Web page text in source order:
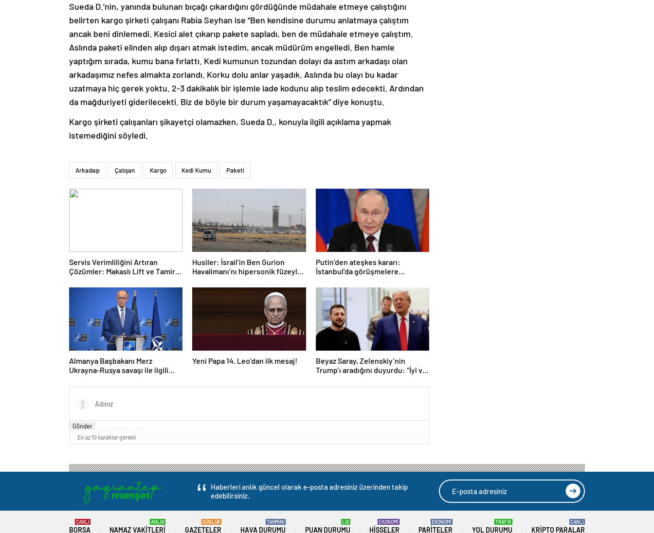
Sueda D.’nin, yanında bulunan bıçağı çıkardığını gördüğünde müdahale etmeye çalıştığını
belirten kargo şirketi çalışanı Rabia Seyhan ise “Ben kendisine durumu anlatmaya çalıştım
ancak beni dinlemedi. Kesici alet çıkarıp pakete sapladı, ben de müdahale etmeye çalıştım.
Aslında paketi elinden alıp dışarı atmak istedim, ancak müdürüm engelledi. Ben hamle
yaptığım sırada, kumu bana fırlattı. Kedi kumunun tozundan dolayı da astım arkadaşı olan
arkadaşımız nefes almakta zorlandı. Korku dolu anlar yaşadık. Aslında bu olayı bu kadar
uzatmaya hiç gerek yoktu. 2-3 dakikalık bir işlemle iade kodunu alıp teslim edecekti. Ardından
da mağduriyeti giderilecekti. Biz de böyle bir durum yaşamayacaktık” diye konuştu.
Kargo şirketi çalışanları şikayetçi olamazken, Sueda D., konuyla ilgili açıklama yapmak
istemediğini söyledi.
Arkadaşı Çalışan Kargo Kedi Kumu Paketi
Servis Verimliliğini Artıran
Çözümler: Makaslı Lift ve Tamirci
Husiler: İsrail’in Ben Gurion
Havalimanı’nı hipersonik füzeyle
Putin’den ateşkes kararı:
İstanbul’da görüşmelere
Almanya Başbakanı Merz
Ukrayna-Rusya savaşı ile ilgili
sahasında”
Yeni Papa 14. Leo’dan ilk mesaj!
Beyaz Saray, Zelenskiy’nin
Trump’ı aradığını duyurdu: “İyi ve
Gönder
En az 10 karakter gerekli
Haberleri anlık güncel olarak e-posta adresiniz üzerinden takip
edebilirsiniz.
BORSA
CANLI
NAMAZ VAKITLERI
ANLIK
GAZETELER
GÜNLÜK
HAVA DURUMU
TAHMİNİ
PUAN DURUMU
LİG
HISSELER
EKONOMİ
PARITELER
EKONOMİ
YOL DURUMU
TRAFİK
KRIPTO PARALAR
CANLI